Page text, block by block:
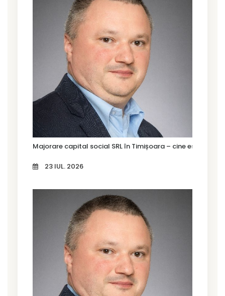
Majorare capital social SRL în Timișoara – cine este
23 IUL. 2026